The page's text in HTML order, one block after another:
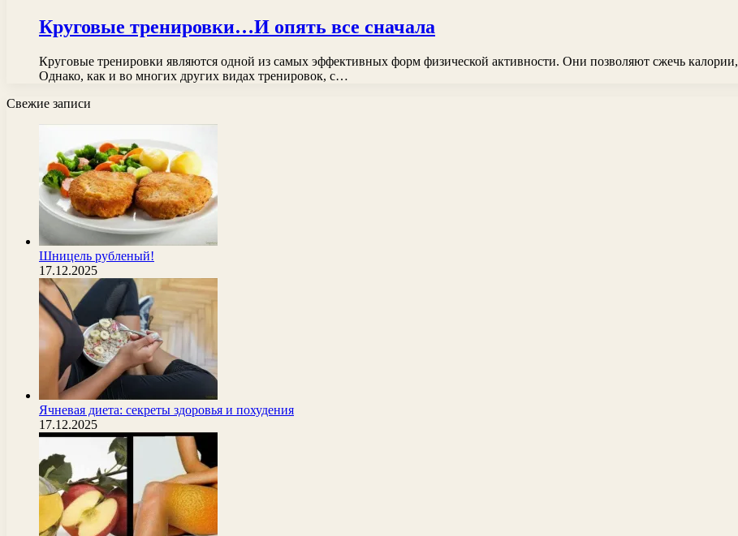
Круговые тренировки…И опять все сначала
Круговые тренировки являются одной из самых эффективных форм физической активности. Они позволяют сжечь
Однако, как и во многих других видах тренировок, с…
Свежие записи
Шницель рубленый!
17.12.2025
Ячневая диета: секреты здоровья и похудения
17.12.2025